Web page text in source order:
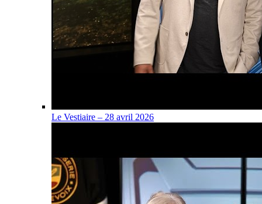
Le Vestiaire – 28 avril 2026